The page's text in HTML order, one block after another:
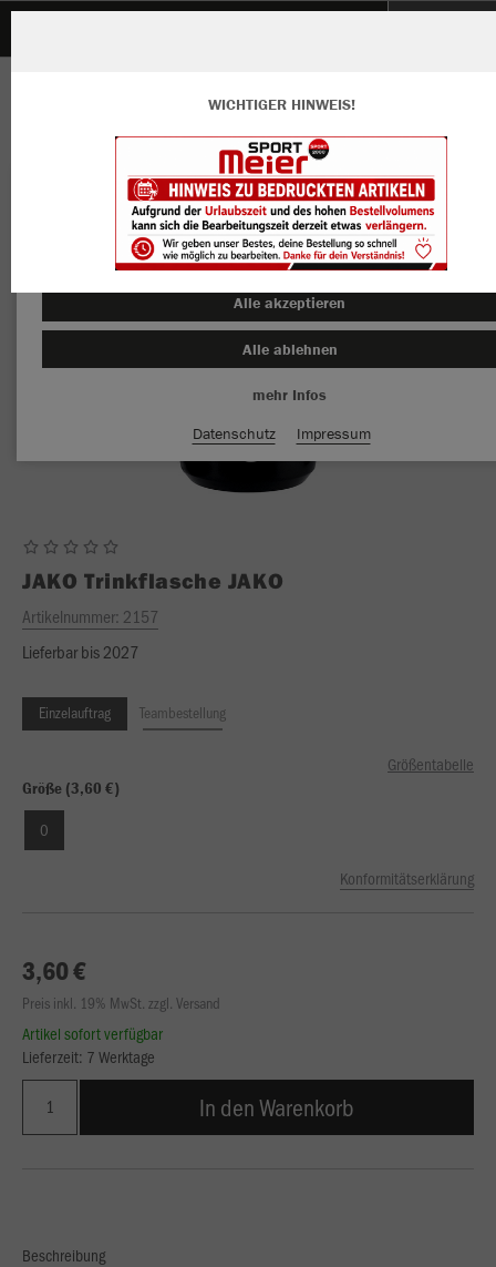
JAKO Trinkflasche JAKO
Artikelnummer: 2157
Lieferbar bis 2027
Einzelauftrag Teambestellung
Größentabelle
Größe (3,60 €)
0
Konformitätserklärung
3,60 €
Preis inkl. 19% MwSt. zzgl. Versand
Artikel sofort verfügbar
Lieferzeit: 7 Werktage
In den Warenkorb
Beschreibung
WICHTIGER HINWEIS!
Wir verwenden Cookies
Durch die Analyse der Besucherdaten können wir dir personalisierte
Inhalte anzeigen und unsere Website verbessern. Weitere
zu den Cookies findest Du in den Einstellungen.
Alle akzeptieren
Alle ablehnen
mehr Infos
Datenschutz
Impressum